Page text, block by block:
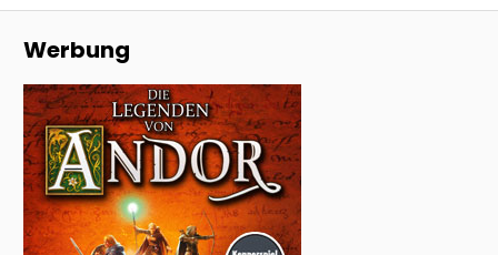
Werbung